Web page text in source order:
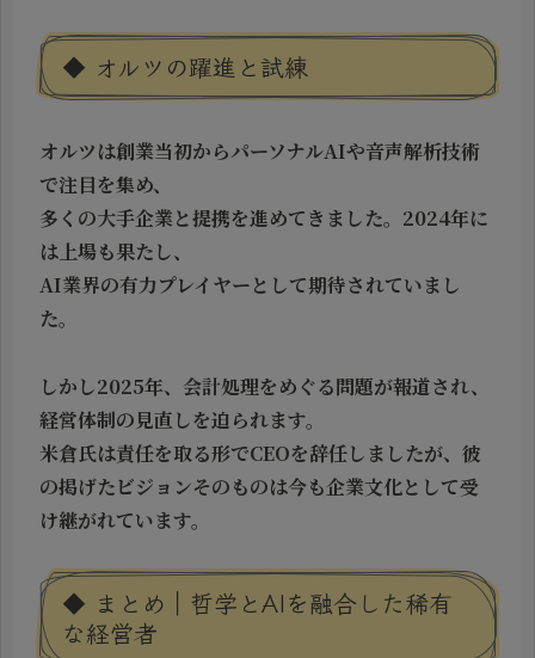
◆ オルツの躍進と試練
オルツは創業当初からパーソナルAIや音声解析技術
で注目を集め、
多くの大手企業と提携を進めてきました。2024年に
は上場も果たし、
AI業界の有力プレイヤーとして期待されていまし
た。
しかし2025年、会計処理をめぐる問題が報道され、
経営体制の見直しを迫られます。
米倉氏は責任を取る形でCEOを辞任しましたが、彼
の掲げたビジョンそのものは今も企業文化として受
け継がれています。
◆ まとめ｜哲学とAIを融合した稀有
な経営者